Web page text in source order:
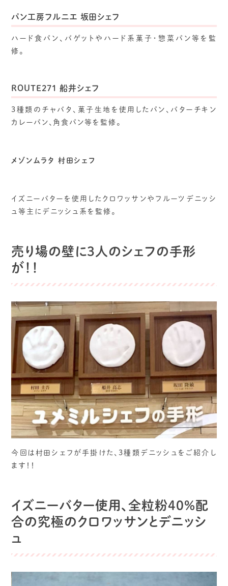
パン工房フルニエ 坂田シェフ
ハード食パン、バゲットやハード系菓子・惣菜パン等を監
修。
ROUTE271 船井シェフ
3種類のチャバタ、菓子生地を使用したパン、バターチキン
カレーパン、角食パン等を監修。
メゾンムラタ 村田シェフ
イズニーバターを使用したクロワッサンやフルーツデニッシ
ュ等主にデニッシュ系を監修。
売り 場の壁に3人のシェフの手形
が！！
今回は村田シェフが手掛けた、3種類デニッシュをご紹介し
ます！！
イズニーバター使用、全粒粉40%配
合の究極のクロワッサンとデニッシ
ュ